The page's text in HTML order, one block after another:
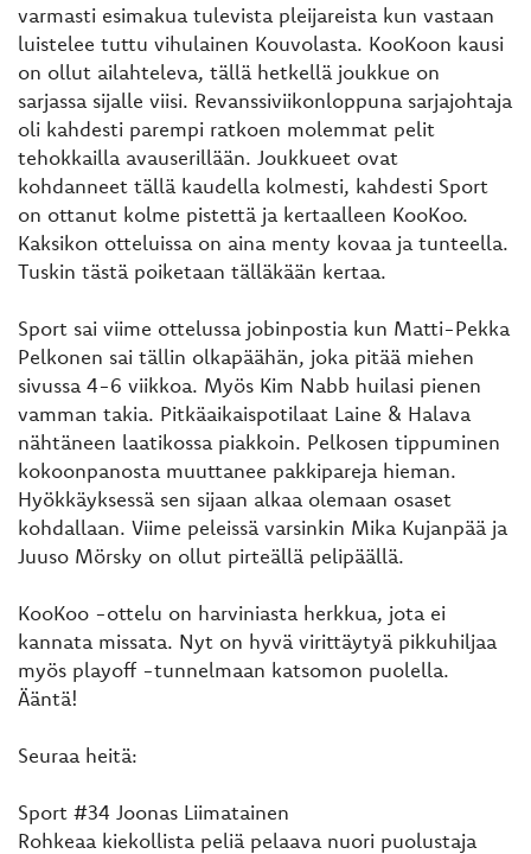
varmasti esimakua tulevista pleijareista kun vastaan
luistelee tuttu vihulainen Kouvolasta. KooKoon kausi
on ollut ailahteleva, tällä hetkellä joukkue on
sarjassa sijalle viisi. Revanssiviikonloppuna sarjajohtaja
oli kahdesti parempi ratkoen molemmat pelit
tehokkailla avauserillään. Joukkueet ovat
kohdanneet tällä kaudella kolmesti, kahdesti Sport
on ottanut kolme pistettä ja kertaalleen KooKoo.
Kaksikon otteluissa on aina menty kovaa ja tunteella.
Tuskin tästä poiketaan tälläkään kertaa.
Sport sai viime ottelussa jobinpostia kun Matti-Pekka
Pelkonen sai tällin olkapäähän, joka pitää miehen
sivussa 4-6 viikkoa. Myös Kim Nabb huilasi pienen
vamman takia. Pitkäaikaispotilaat Laine & Halava
nähtäneen laatikossa piakkoin. Pelkosen tippuminen
kokoonpanosta muuttanee pakkipareja hieman.
Hyökkäyksessä sen sijaan alkaa olemaan osaset
kohdallaan. Viime peleissä varsinkin Mika Kujanpää ja
Juuso Mörsky on ollut pirteällä pelipäällä.
KooKoo -ottelu on harviniasta herkkua, jota ei
kannata missata. Nyt on hyvä virittäytyä pikkuhiljaa
myös playoff -tunnelmaan katsomon puolella.
Ääntä!
Seuraa heitä:
Sport #34 Joonas Liimatainen
Rohkeaa kiekollista peliä pelaava nuori puolustaja